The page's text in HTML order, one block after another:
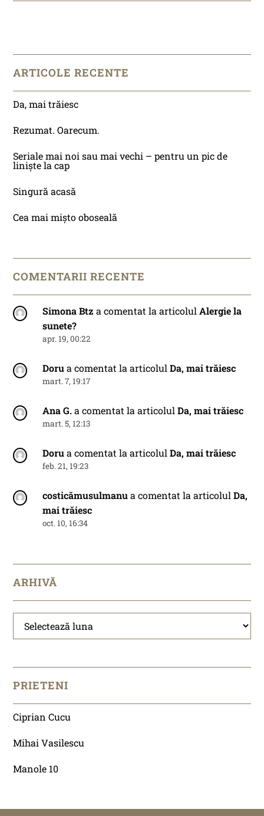
ARTICOLE RECENTE
Da, mai trăiesc
Rezumat. Oarecum.
Seriale mai noi sau mai vechi – pentru un pic de
liniște la cap
Singură acasă
Cea mai mișto oboseală
COMENTARII RECENTE
Simona Btz a comentat la articolulAlergie la
sunete?
apr. 19, 00:22
Dorua comentat la articolulDa, mai trăiesc
mart. 7, 19:17
Ana G.a comentat la articolulDa, mai trăiesc
mart. 5, 12:13
Dorua comentat la articolulDa, mai trăiesc
feb. 21, 19:23
costicămusulmanua comentat la articolulDa,
mai trăiesc
oct. 10, 16:34
ARHIVĂ
Arhivă
PRIETENI
Ciprian Cucu
Mihai Vasilescu
Manole 10